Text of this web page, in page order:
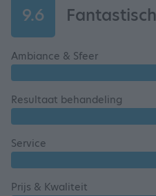
9.6 Fantastisch
Ambiance & Sfeer
Resultaat behandeling
Service
Prijs & Kwaliteit